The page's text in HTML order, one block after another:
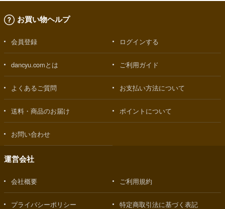
お買い物ヘルプ
会員登録 ログインする
dancyu.comとは ご利用ガイド
よくあるご質問 お支払い方法について
送料・商品のお届け ポイントについて
お問い合わせ
運営会社
会社概要 ご利用規約
プライバシーポリシー 特定商取引法に基づく表記